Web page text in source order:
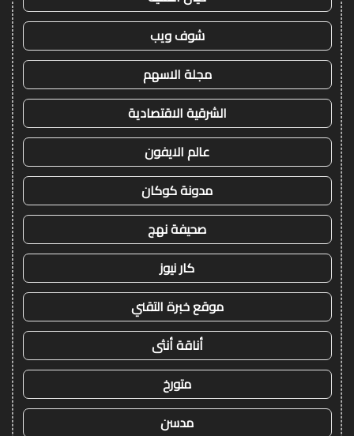
شوف ويب
مجلة الاسهم
الشرقية الاقتصادية
عالم الايفون
مدونة كوكان
صحيفة نهج
كار نيوز
موقع خبرة التقني
أناقة أنثى
متورخ
مدسن